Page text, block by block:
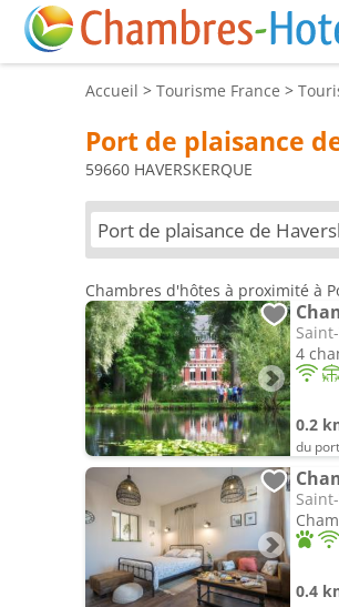
Accueil > Tourisme France >
Port de plaisance
59660 HAVERSKERQUE
Chambres d'hôtes à proximité à
4
0.2
du port
0.4